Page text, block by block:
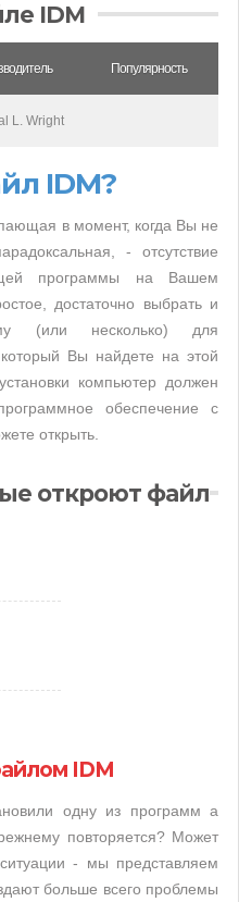
IDM
Популярность
L. Wright
IDM?
в момент, когда Вы не
- отсутствие
программы на Вашем
достаточно выбрать и
(или несколько) для
Вы найдете на этой
компьютер должен
обеспечение с
открыть.
откроют файл
IDM
одну из программ а
повторяется? Может
- мы представляем
больше всего проблемы